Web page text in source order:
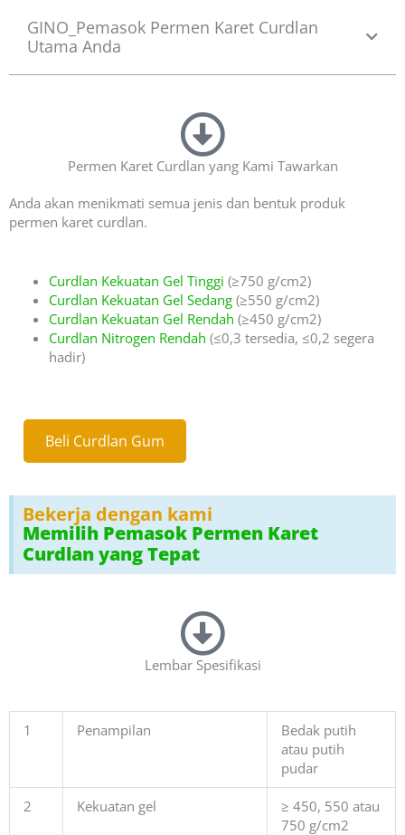
e
f
GINO_Pemasok Permen Karet Curdlan
Utama Anda
Permen Karet Curdlan yang Kami Tawarkan
Anda akan menikmati semua jenis dan bentuk produk
permen karet curdlan.
Curdlan Kekuatan Gel Tinggi (≥750 g/cm2)
Curdlan Kekuatan Gel Sedang(≥550 g/cm2)
Curdlan Kekuatan Gel Rendah (≥450 g/cm2)
Curdlan Nitrogen Rendah (≤0,3 tersedia, ≤0,2 segera
hadir)
Beli Curdlan Gum
Beli Curdlan Gum
Bekerja dengan kami
Memilih Pemasok Permen Karet
Curdlan yang Tepat
Lembar Spesifikasi
1 Penampilan
Bedak putih
atau putih
pudar
2 Kekuatan gel
≥ 450, 550 atau
750 g/cm2